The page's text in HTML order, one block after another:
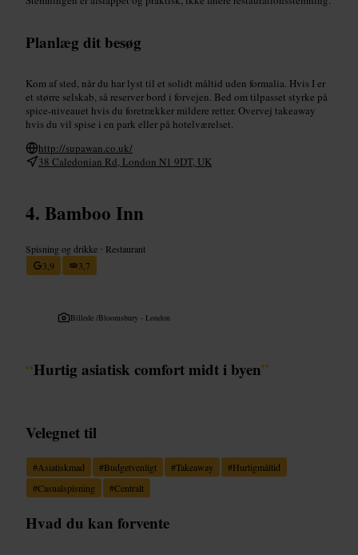
Planlæg dit besøg
Kom af sted, når du har lyst til et solidt måltid uden formalia. Hvis I er
et større selskab, så reserver bord i forvejen. Bed om tilpasset styrke på
spice-niveauet hvis du foretrækker mildere retter. Overvej takeaway
hvis du vil spise i en park eller på hotelværelset.
http://supawan.co.uk/
38 Caledonian Rd, London N1 9DT, UK
Bamboo Inn
Spisning og drikke • Restaurant
3,9
3,7
Billede /Bloomsbury - London
“Hurtig asiatisk comfort midt i byen”
Velegnet til
#Asiatiskmad #Budgetvenligt #Takeaway #Hurtigmåltid
#Casualspisning #Centralt
Hvad du kan forvente